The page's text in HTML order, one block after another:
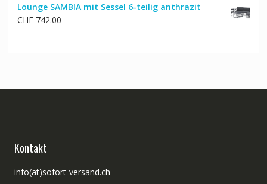
Lounge SAMBIA mit Sessel 6-teilig anthrazit
CHF742.00
Kontakt
info(at)sofort-versand.ch